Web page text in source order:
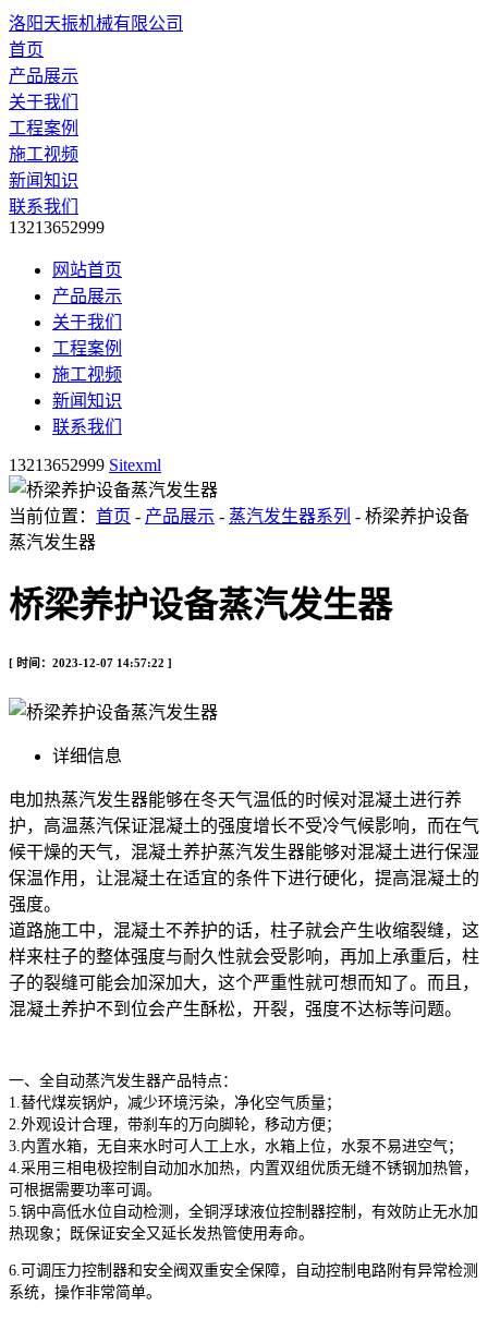
洛阳天振机械有限公司
首页
产品展示
关于我们
工程案例
施工视频
新闻知识
联系我们
13213652999
网站首页
产品展示
关于我们
工程案例
施工视频
新闻知识
联系我们
13213652999 Sitexml
当前位置： 首页 - 产品展示 - 蒸汽发生器系列 - 桥梁养护设备
蒸汽发生器
桥梁养护设备蒸汽发生器
[ 时间：2023-12-07 14:57:22 ]
详细信息
电加热蒸汽发生器能够在冬天气温低的时候对混凝土进行养
护，高温蒸汽保证混凝土的强度增长不受冷气候影响，而在气
候干燥的天气，混凝土养护蒸汽发生器能够对混凝土进行保湿
保温作用，让混凝土在适宜的条件下进行硬化，提高混凝土的
强度。
道路施工中，混凝土不养护的话，柱子就会产生收缩裂缝，这
样来柱子的整体强度与耐久性就会受影响，再加上承重后，柱
子的裂缝可能会加深加大，这个严重性就可想而知了。而且，
混凝土养护不到位会产生酥松，开裂，强度不达标等问题。
一、全自动蒸汽发生器产品特点：
1.替代煤炭锅炉，减少环境污染，净化空气质量；
2.外观设计合理，带刹车的万向脚轮，移动方便；
3.内置水箱，无自来水时可人工上水，水箱上位，水泵不易进空气；
4.采用三相电极控制自动加水加热，内置双组优质无缝不锈钢加热管，
可根据需要功率可调。
5.锅中高低水位自动检测，全铜浮球液位控制器控制，有效防止无水加
热现象；既保证安全又延长发热管使用寿命。
6.可调压力控制器和安全阀双重安全保障，自动控制电路附有异常检测
系统，操作非常简单。